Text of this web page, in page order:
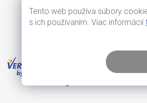
Tento web používa súbory
s ich používaním. Viac informácií